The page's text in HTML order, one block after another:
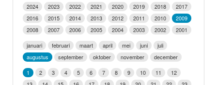
Video
Webcam
Info
2024 2023 2022 2021 2020 2019 2018
2017
2016
2015 2014 2013 2012 2011 2010
2009
2008
2007 2006 2005 2004 2003 2002
2001
januari
februari maart april mei juni
juli
augustus
september oktober november
december
1
2 3 4 5 6 7 8 9 10 11
12